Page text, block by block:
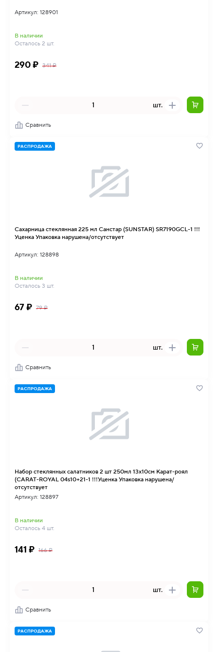
Артикул: 128901
В наличии
Осталось 2 шт.
290 ₽ 341 ₽
шт.
Сравнить
РАСПРОДАЖА
Сахарница стеклянная 225 мл Санстар (SUNSTAR) SR7190GCL-1 !!!
Уценка Упаковка нарушена/отсутствует
Артикул: 128898
В наличии
Осталось 3 шт.
67 ₽ 79 ₽
шт.
Сравнить
РАСПРОДАЖА
Набор стеклянных салатников 2 шт 250мл 13х10см Карат-роял
(CARAT-ROYAL 04s10+21-1 !!!Уценка Упаковка нарушена/
отсутствует
Артикул: 128897
В наличии
Осталось 4 шт.
141 ₽ 166 ₽
шт.
Сравнить
РАСПРОДАЖА